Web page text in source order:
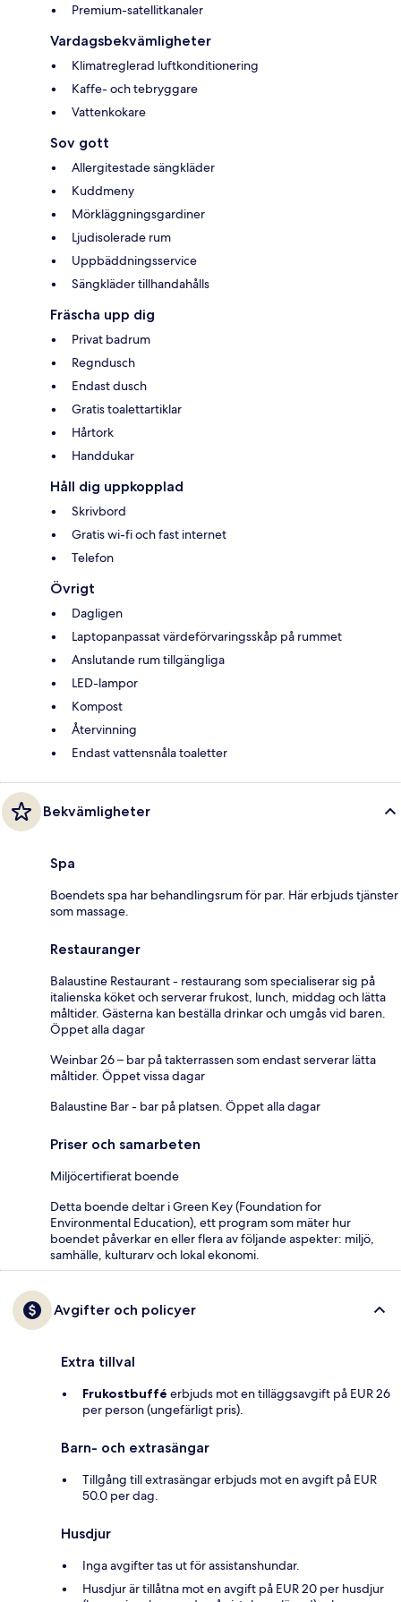
Premium-satellitkanaler
Vardagsbekvämligheter
Klimatreglerad luftkonditionering
Kaffe- och tebryggare
Vattenkokare
Sov gott
Allergitestade sängkläder
Kuddmeny
Mörkläggningsgardiner
Ljudisolerade rum
Uppbäddningsservice
Sängkläder tillhandahålls
Fräscha upp dig
Privat badrum
Regndusch
Endast dusch
Gratis toalettartiklar
Hårtork
Handdukar
Håll dig uppkopplad
Skrivbord
Gratis wi-fi och fast internet
Telefon
Övrigt
Dagligen
Laptopanpassat värdeförvaringsskåp på rummet
Anslutande rum tillgängliga
LED-lampor
Kompost
Återvinning
Endast vattensnåla toaletter
Bekvämligheter
Spa
Boendets spa har behandlingsrum för par. Här erbjuds tjänster
som massage.
Restauranger
Balaustine Restaurant - restaurang som specialiserar sig på
italienska köket och serverar frukost, lunch, middag och lätta
måltider. Gästerna kan beställa drinkar och umgås vid baren.
Öppet alla dagar
Weinbar 26 – bar på takterrassen som endast serverar lätta
måltider. Öppet vissa dagar
Balaustine Bar - bar på platsen. Öppet alla dagar
Priser och samarbeten
Miljöcertifierat boende
Detta boende deltar i Green Key (Foundation for
Environmental Education), ett program som mäter hur
boendet påverkar en eller flera av följande aspekter: miljö,
samhälle, kulturarv och lokal ekonomi.
Avgifter och policyer
Extra tillval
Frukostbuffé erbjuds mot en tilläggsavgift på EUR 26
per person (ungefärligt pris).
Barn- och extrasängar
Tillgång till extrasängar erbjuds mot en avgift på EUR
50.0 per dag.
Husdjur
Inga avgifter tas ut för assistanshundar.
Husdjur är tillåtna mot en avgift på EUR 20 per husdjur